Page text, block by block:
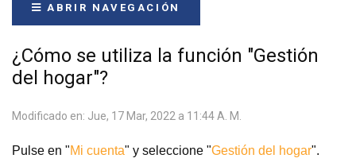
ABRIR NAVEGACIÓN
¿Cómo se utiliza la función "Gestión
del hogar"?
Modificado en: Jue, 17 Mar, 2022 a 11:44 A. M.
Pulse en "Mi cuenta" y seleccione "Gestión del hogar".